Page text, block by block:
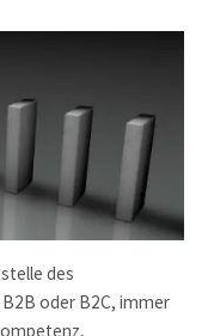
des
oder B2C, immer